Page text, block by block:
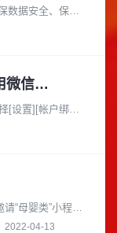
数据安全、保护
的相关要求，开
企业邮箱如何绑定微信？如何使用微信提醒功能？
[设置][帐户绑
显示一个二维
“母婴类”小程序
标活动的投标人
2022-04-13